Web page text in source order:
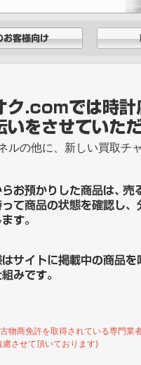
ルの他に、新しい買取チ
物商免許を取得されている専⾨業
させて頂いております)